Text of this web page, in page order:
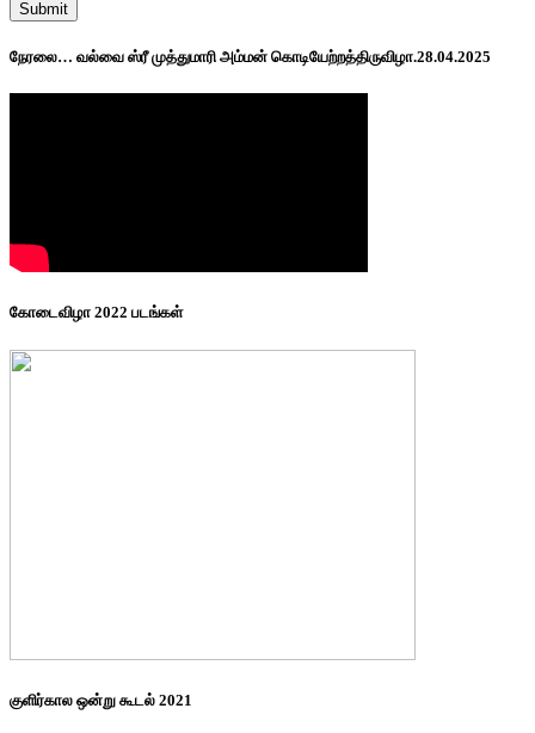
நேரலை… வல்வை ஸ்ரீ முத்துமாரி அம்மன் கொடியேற்றத்திருவிழா.28.04.2025
கோடைவிழா 2022 படங்கள்
குளிர்கால ஒன்று கூடல் 2021